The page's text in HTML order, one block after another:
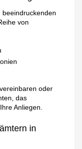
beeindruckenden
von
oder
das
Anliegen.
in